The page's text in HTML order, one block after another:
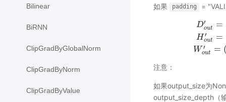
Bilinear
BiRNN
ClipGradByGlobalNorm
ClipGradByNorm
ClipGradByValue
如果 padding =
D′
out =
H ′
out =
W ′
out =
Dout′= (Di
注意：
如果output_size为
output_size_depth（